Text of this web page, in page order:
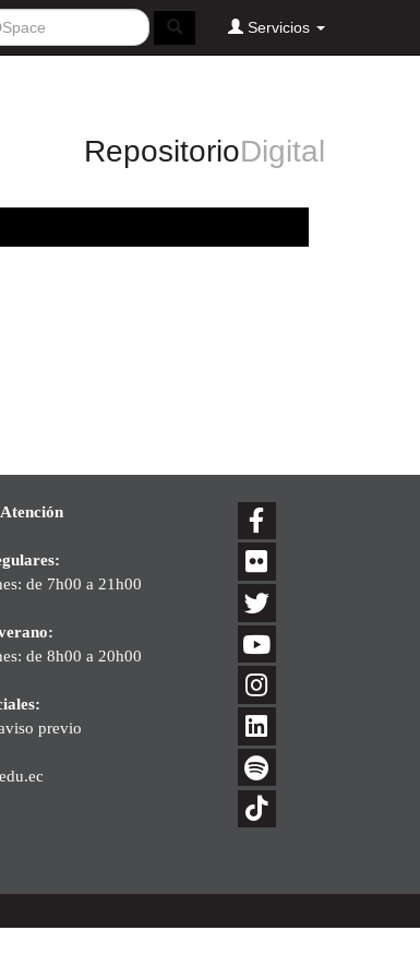
Servicios
RepositorioDigital
de 7h00 a 21h00
de 8h00 a 20h00
previo